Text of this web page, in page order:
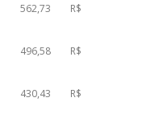
R$
R$
R$